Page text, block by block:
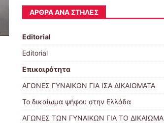
ΆΡΘΡΑ ΑΝΆ ΣΤΉΛΕΣ
Editorial
Editorial
Επικαιρότητα
ΑΓΩΝΕΣ ΓΥΝΑΙΚΩΝ ΓΙΑ ΙΣΑ ΔΙΚΑΙΩΜΑΤΑ
Το δικαίωμα ψήφου στην Ελλάδα
ΑΓΩΝΕΣ ΤΩΝ ΓΥΝΑΙΚΩΝ ΓΙΑ ΤΟ ΔΙΚΑΙΩΜΑ